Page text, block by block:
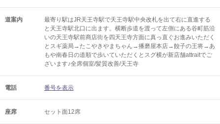
道案内
最寄り駅はJR天王寺駅で天王寺駅中央改札を出て右に直進する
と天王寺駅北口に出ます。横断歩道を渡って左側にある谷町筋沿
いの天王寺駅前商店街を四天王寺方面に真っ直ぐお進みいただく
とスギ薬局→たこやきやまちゃん→播磨屋本店→餃子の王将→あ
もや南春日の道順で歩いていただくとスグ横が新店舗attraitでご
ざいます♪全席個室/髪質改善/天王寺
電話 番号を表示
座席 セット面12席